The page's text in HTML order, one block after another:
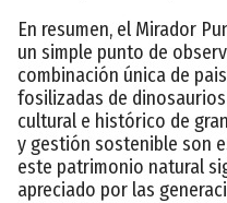
En resumen, el Mirador
un simple punto de
combinación única de
fosilizadas de
cultural e histórico de
y gestión sostenible son
este patrimonio natural
apreciado por las